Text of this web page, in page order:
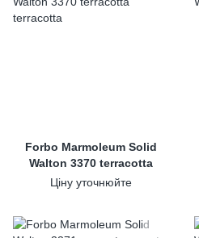
Forbo Marmoleum Solid
Walton 3370 terracotta
Ціну уточнюйте